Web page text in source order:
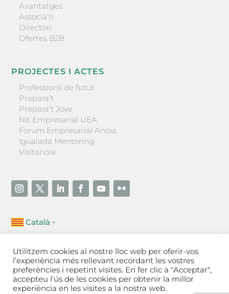
Avantatges
Associa’t!
Directori
Ofertes B2B
PROJECTES I ACTES
Professions de futur
Prepara’t
Prepara’t Jove
Nit Empresarial UEA
Forum Empresarial Anoia
Igualada Mentoring
Visitanoia
Català ▼
Unió Empresarial de l’Anoia (UEA)
Ctra. de Manresa, 131, 08700 – Igualada (Barcelona)
Tel 93 805 22 92
Utilitzem cookies al nostre lloc web per oferir-vos
l’experiència més rellevant recordant les vostres
preferències i repetint visites. En fer clic a "Acceptar",
accepteu l'ús de les cookies per obtenir la millor
experiència en les visites a la nostra web.